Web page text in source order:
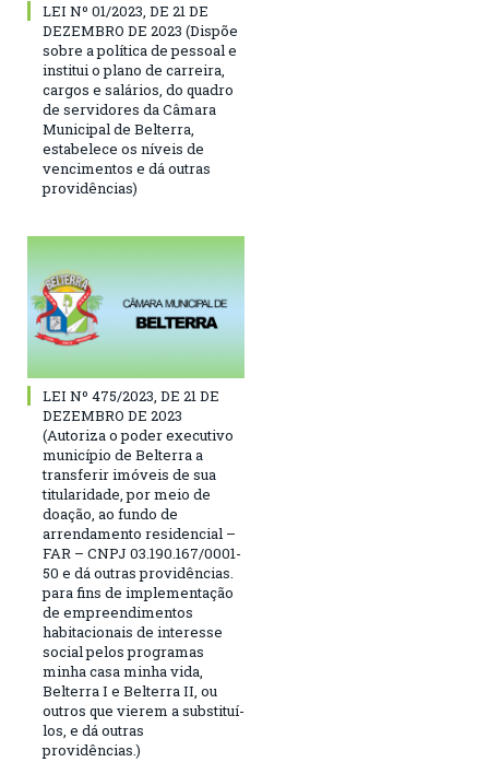
LEI Nº 01/2023, DE 21 DE
DEZEMBRO DE 2023 (Dispõe
sobre a política de pessoal e
institui o plano de carreira,
cargos e salários, do quadro
de servidores da Câmara
Municipal de Belterra,
estabelece os níveis de
vencimentos e dá outras
providências)
LEI Nº 475/2023, DE 21 DE
DEZEMBRO DE 2023
(Autoriza o poder executivo
município de Belterra a
transferir imóveis de sua
titularidade, por meio de
doação, ao fundo de
arrendamento residencial –
FAR – CNPJ 03.190.167/0001-
50 e dá outras providências.
para fins de implementação
de empreendimentos
habitacionais de interesse
social pelos programas
minha casa minha vida,
Belterra I e Belterra II, ou
outros que vierem a substituí-
los, e dá outras
providências.)